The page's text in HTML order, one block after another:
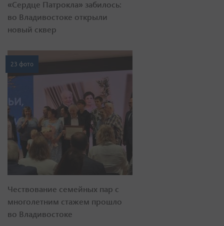
«Сердце Патрокла» забилось:
во Владивостоке открыли
новый сквер
23 фото
Чествование семейных пар с
многолетним стажем прошло
во Владивостоке